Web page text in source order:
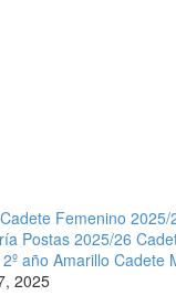
Cadete Femenino 2025/
Postas 2025/26
año Amarillo Cadete
2025